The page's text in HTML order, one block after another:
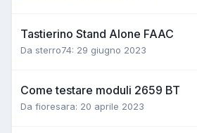
Tastierino Stand Alone FAAC
Da sterro74: 29 giugno 2023
Come testare moduli 2659 BT
Da fioresara: 20 aprile 2023